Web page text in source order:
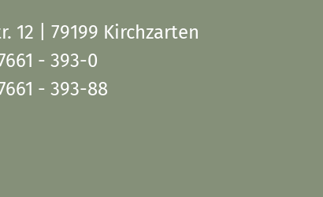
12 | 79199 Kirchzarten
- 393-0
- 393-88